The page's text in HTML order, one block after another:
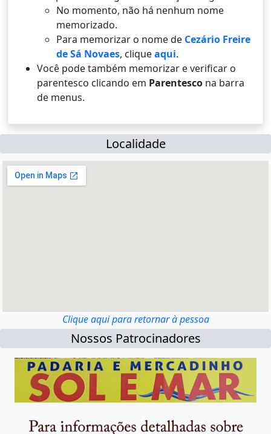
No momento, não há nenhum nome
memorizado.
Para memorizar o nome de Cezário Freire
de Sá Novaes, cliqueaqui.
Você pode também memorizar e verificar o
parentesco clicando em Parentesco na barra
de menus.
Localidade
Clique aqui para retornar à pessoa
Nossos Patrocinadores